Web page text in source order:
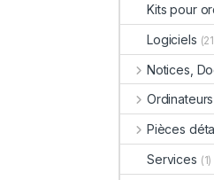
Kits pour
Logiciels
Notices,
Pièces
Services (1)